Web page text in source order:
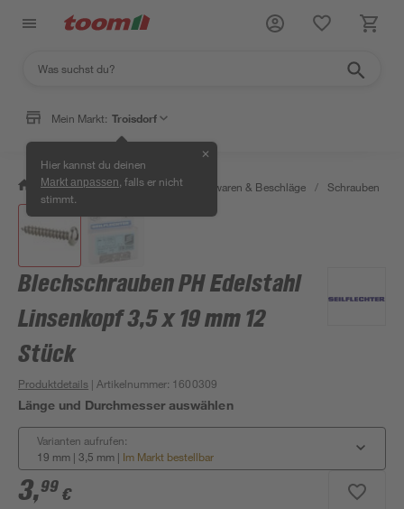
Mein Markt: Troisdorf
Hier kannst du deinen
Markt anpassen , falls er nicht
stimmt.
✕
/ Werkstatt & Maschinen / Eisenwaren & Beschläge / Schrauben
Blechschrauben PH Edelstahl
Linsenkopf 3,5 x 19 mm 12
Stück
Produktdetails | Artikelnummer: 1600309
Länge und Durchmesser auswählen
Varianten aufrufen:
19 mm | 3,5 mm | Im Markt bestellbar
3,99 €